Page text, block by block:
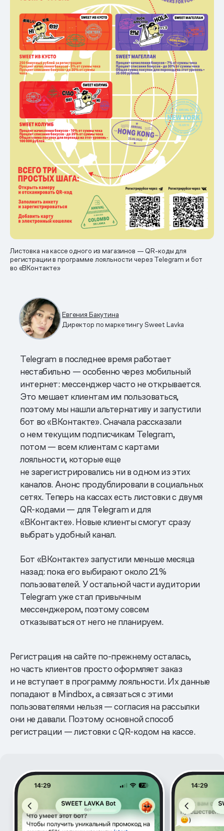
Листовка на кассе одного из магазинов — QR-коды для
регистрации в программе лояльности через Telegram и бот
во «ВКонтакте»
Евгения Бакутина
Директор по маркетингу Sweet Lavka
Telegram в последнее время работает
нестабильно — особенно через мобильный
интернет: мессенджер часто не открывается.
Это мешает клиентам им пользоваться,
поэтому мы нашли альтернативу и запустили
бот во «ВКонтакте». Сначала рассказали
о нем текущим подписчикам Telegram,
потом — всем клиентам с картами
лояльности, которые еще
не зарегистрировались ни в одном из этих
каналов. Анонс продублировали в социальных
сетях. Теперь на кассах есть листовки с двумя
QR-кодами — для Telegram и для
«ВКонтакте». Новые клиенты смогут сразу
выбрать удобный канал.
Бот «ВКонтакте» запустили меньше месяца
назад: пока его выбирают около 21%
пользователей. У остальной части аудитории
Telegram уже стал привычным
мессенджером, поэтому совсем
отказываться от него не планируем.
Регистрация на сайте по-прежнему осталась,
но часть клиентов просто оформляет заказ
и не вступает в программу лояльности. Их данные
попадают в Mindbox, а связаться с этими
пользователями нельзя — согласия на рассылки
они не давали. Поэтому основной способ
регистрации — листовки с QR-кодом на кассе.